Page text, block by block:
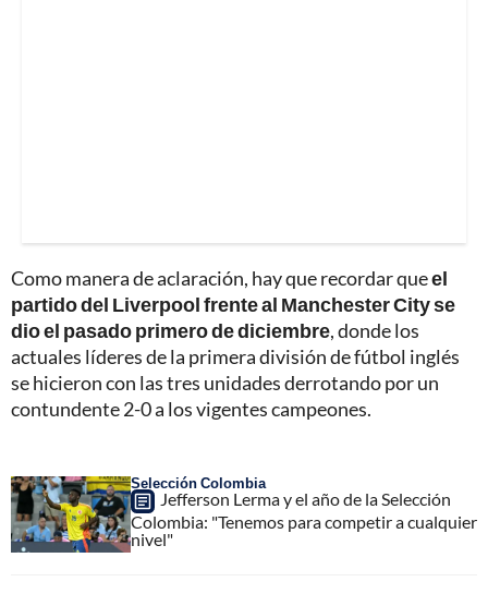
Como manera de aclaración, hay que recordar queel
partido del Liverpool frente al Manchester City se
dio el pasado primero de diciembre, donde los
actuales líderes de la primera división de fútbol inglés
se hicieron con las tres unidades derrotando por un
contundente 2-0 a los vigentes campeones.
Selección Colombia
Jefferson Lerma y el año de la Selección
Colombia: "Tenemos para competir a cualquier
nivel"